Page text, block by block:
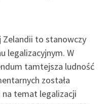
to stanowczy
legalizacyjnym. W
tamtejsza ludność
została
na temat legalizacji